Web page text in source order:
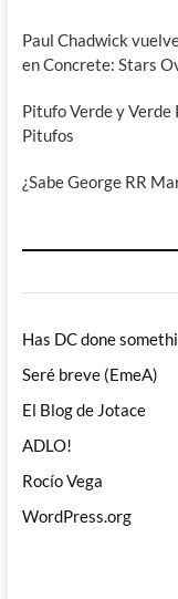
Paul Chadwick
en Concrete: Stars
Pitufo Verde y Verde
Pitufos
¿Sabe George RR
Has DC done
Seré breve (EmeA)
El Blog de Jotace
ADLO!
Rocío Vega
WordPress.org